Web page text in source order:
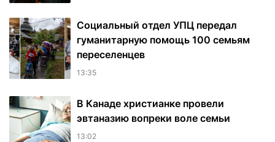
Социальный отдел УПЦ передал
гуманитарную помощь 100 семьям
переселенцев
13:35
В Канаде христианке провели
эвтаназию вопреки воле семьи
13:02